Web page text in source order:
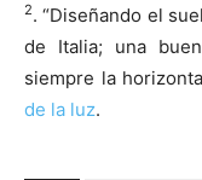
2. “Diseñando el
de Italia; una
siempre la
de la luz.